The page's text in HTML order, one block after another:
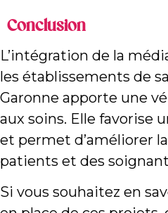
Conclusion
L’intégration de la
les établissements de
Garonne apporte une
aux soins. Elle favorise
et permet d’améliorer
patients et des
Si vous souhaitez en